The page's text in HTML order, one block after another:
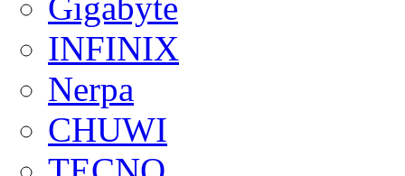
INFINIX
Nerpa
CHUWI